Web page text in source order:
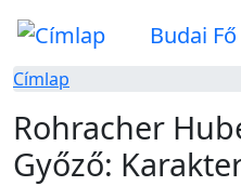
Budai
Címlap
Rohracher
Győző: